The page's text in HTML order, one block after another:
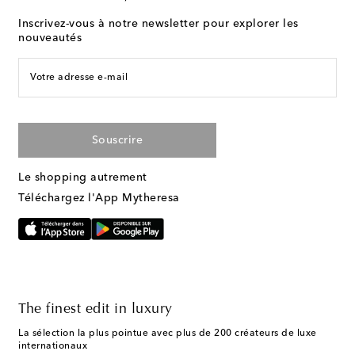
Inscrivez-vous à notre newsletter pour explorer les
nouveautés
Votre adresse e-mail
Souscrire
Le shopping autrement
Téléchargez l'App Mytheresa
The finest edit in luxury
La sélection la plus pointue avec plus de 200 créateurs de luxe
internationaux